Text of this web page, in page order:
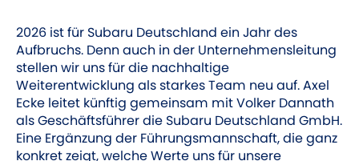
2026 ist für Subaru Deutschland ein Jahr des
Aufbruchs. Denn auch in der Unternehmensleitung
stellen wir uns für die nachhaltige
Weiterentwicklung als starkes Team neu auf. Axel
Ecke leitet künftig gemeinsam mit Volker Dannath
als ­Geschäftsführer die Subaru Deutschland GmbH.
Eine Ergänzung der Führungsmannschaft, die ganz
konkret zeigt, welche Werte uns für unsere